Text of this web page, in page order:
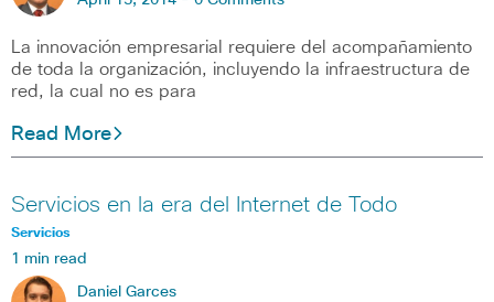
La innovación empresarial requiere del acompañamiento
de toda la organización, incluyendo la infraestructura de
red, la cual no es para
Read More
Servicios en la era del Internet de Todo
Servicios
1 min read
Daniel Garces